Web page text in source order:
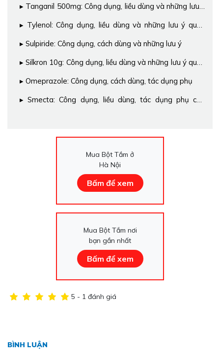
Tanganil 500mg: Công dụng, liều dùng và những lưu ý
Tylenol: Công dụng, liều dùng và những lưu ý quan
Sulpiride: Công dụng, cách dùng và những lưu ý
Silkron 10g: Công dụng, liều dùng và những lưu ý quan
Omeprazole: Công dụng, cách dùng, tác dụng phụ
Smecta: Công dụng, liều dùng, tác dụng phụ của
Mua Bột Tắm ở
Hà Nội
Bấm để xem
Mua Bột Tắm nơi
bạn gần nhất
Bấm để xem
5 - 1 đánh giá
BÌNH LUẬN